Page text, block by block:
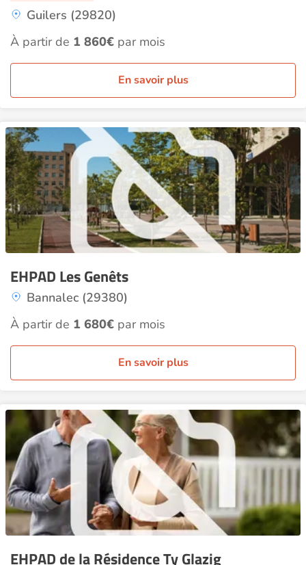
Guilers (29820)
À partir de 1 860€ par mois
En savoir plus
EHPAD Les Genêts
Bannalec (29380)
À partir de 1 680€ par mois
En savoir plus
EHPAD de la Résidence Ty Glazig